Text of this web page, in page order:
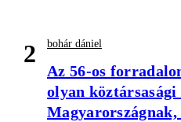
2 bohár dániel
Az 56-os
olyan köztársasági